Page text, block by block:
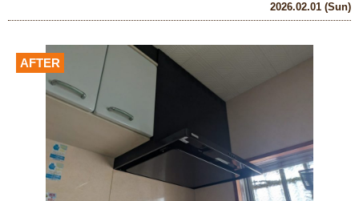
2026.02.01 (Sun)
AFTER